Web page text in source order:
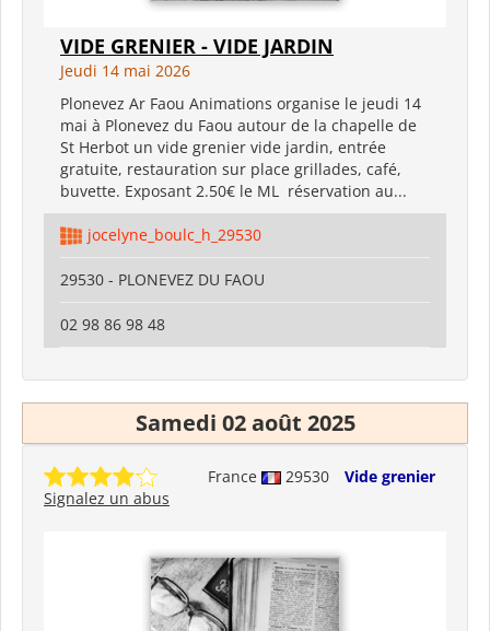
VIDE GRENIER - VIDE JARDIN
Jeudi 14 mai 2026
Plonevez Ar Faou Animations organise le jeudi 14
mai à Plonevez du Faou autour de la chapelle de
St Herbot un vide grenier vide jardin, entrée
gratuite, restauration sur place grillades, café,
buvette. Exposant 2.50€ le ML réservation au...
jocelyne_boulc_h_29530
29530 - PLONEVEZ DU FAOU
02 98 86 98 48
Samedi 02 août 2025
France 29530
Vide grenier
Signalez un abus